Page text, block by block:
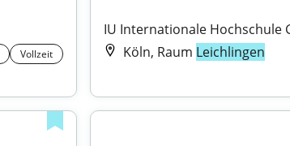
Vollzeit
IU Internationale Hochschule
Köln, Raum Leichlingen